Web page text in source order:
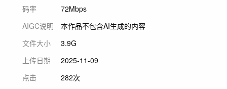
码率
72Mbps
AIGC说明
本作品不包含AI生成的内容
文件大小
3.9G
上传日期
2025-11-09
点击
282次